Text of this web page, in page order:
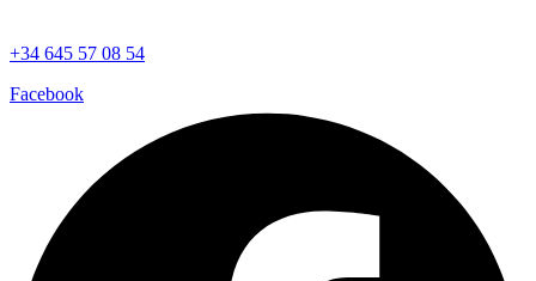
+34 645 57 08 54
Facebook